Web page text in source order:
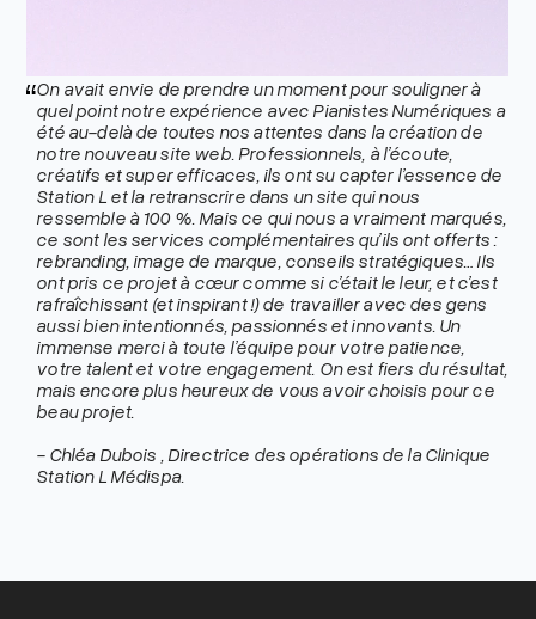
On avait envie de prendre un moment pour souligner à
quel point notre expérience avec Pianistes Numériques a
été au-delà de toutes nos attentes dans la création de
notre nouveau site web. Professionnels, à l’écoute,
créatifs et super efficaces, ils ont su capter l’essence de
Station L et la retranscrire dans un site qui nous
ressemble à 100 %. Mais ce qui nous a vraiment marqués,
ce sont les services complémentaires qu’ils ont offerts :
rebranding, image de marque, conseils stratégiques… Ils
ont pris ce projet à cœur comme si c’était le leur, et c’est
rafraîchissant (et inspirant !) de travailler avec des gens
aussi bien intentionnés, passionnés et innovants. Un
immense merci à toute l’équipe pour votre patience,
votre talent et votre engagement. On est fiers du résultat,
mais encore plus heureux de vous avoir choisis pour ce
beau projet.
- Chléa Dubois , Directrice des opérations de la Clinique
Station L Médispa.